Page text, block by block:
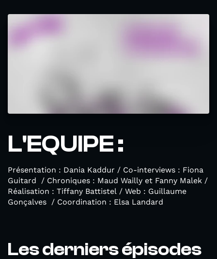
L'EQUIPE :
Présentation : Dania Kaddur / Co-interviews : Fiona
Guitard / Chroniques : Maud Wailly et Fanny Malek /
Réalisation : Tiffany Battistel / Web : Guillaume
Gonçalves / Coordination : Elsa Landard
Les derniers épisodes